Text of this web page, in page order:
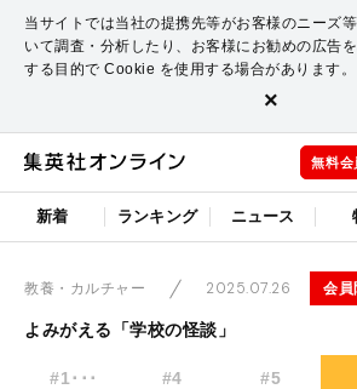
当サイトでは当社の提携先等がお客様のニーズ
いて調査・分析したり、お客様にお勧めの広告
する目的で Cookie を使用する場合があります。
×
無料会
新着 ランキング ニュース
教養・カルチャー 2025.07.26 会員
よみがえる「学校の怪談」
#1･･･ #4 #5